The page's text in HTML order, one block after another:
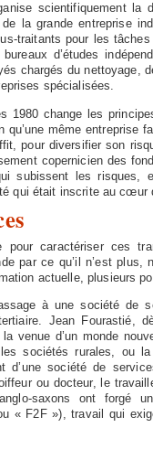
scientifiquement la
la grande entreprise
traitants pour les
d’études
chargés du nettoyage,
spécialisées.
1980 change les
qu’une même entreprise
pour diversifier son
copernicien des
subissent les risques,
qui était inscrite au cœur
pour caractériser ces
par ce qu’il n’est plus,
actuelle, plusieurs
à une société de
Jean Fourastié,
venue d’un monde
sociétés rurales, ou
d’une société de
ou docteur, le
saxons ont forgé
« F2F »), travail qui